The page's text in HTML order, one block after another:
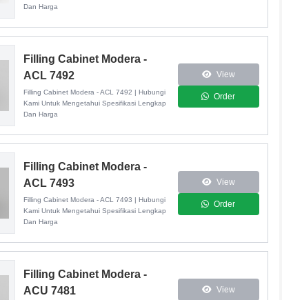
Dan Harga
Filling Cabinet Modera -
ACL 7492
Filling Cabinet Modera - ACL 7492 | Hubungi
Kami Untuk Mengetahui Spesifikasi Lengkap
Dan Harga
View
Order
Filling Cabinet Modera -
ACL 7493
Filling Cabinet Modera - ACL 7493 | Hubungi
Kami Untuk Mengetahui Spesifikasi Lengkap
Dan Harga
View
Order
Filling Cabinet Modera -
ACU 7481
View